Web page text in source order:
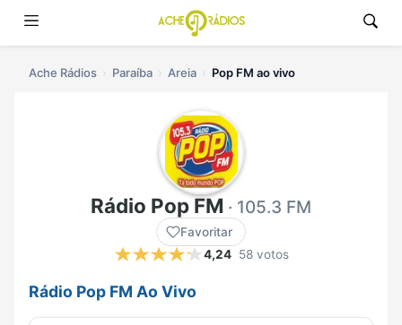
Ache Rádios Paraíba Areia Pop FM ao vivo
Rádio Pop FM · 105.3 FM
Favoritar
4,24 58 votos
Rádio Pop FM Ao Vivo